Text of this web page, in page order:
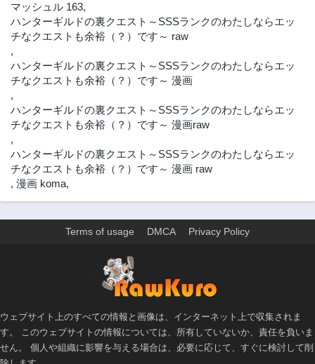
マッシュル 163,
ハンターギルドの裏クエスト～SSSランクのわたしならエッ
チなクエストも余裕（？）です～ raw
,
ハンターギルドの裏クエスト～SSSランクのわたしならエッ
チなクエストも余裕（？）です～ 漫画
,
ハンターギルドの裏クエスト～SSSランクのわたしならエッ
チなクエストも余裕（？）です～ 漫画raw
,
ハンターギルドの裏クエスト～SSSランクのわたしならエッ
チなクエストも余裕（？）です～ 漫画 raw
, 漫画 koma,
Terms of usage DMCA Privacy Policy
ウェブサイト上のすべての情報と画像は、インターネット上で収集されま
す。 このウェブサイトの情報については、所有していないか、責任を負いま
せん。 個人や組織に影響を与える場合は、必要に応じて、すぐに検討して削